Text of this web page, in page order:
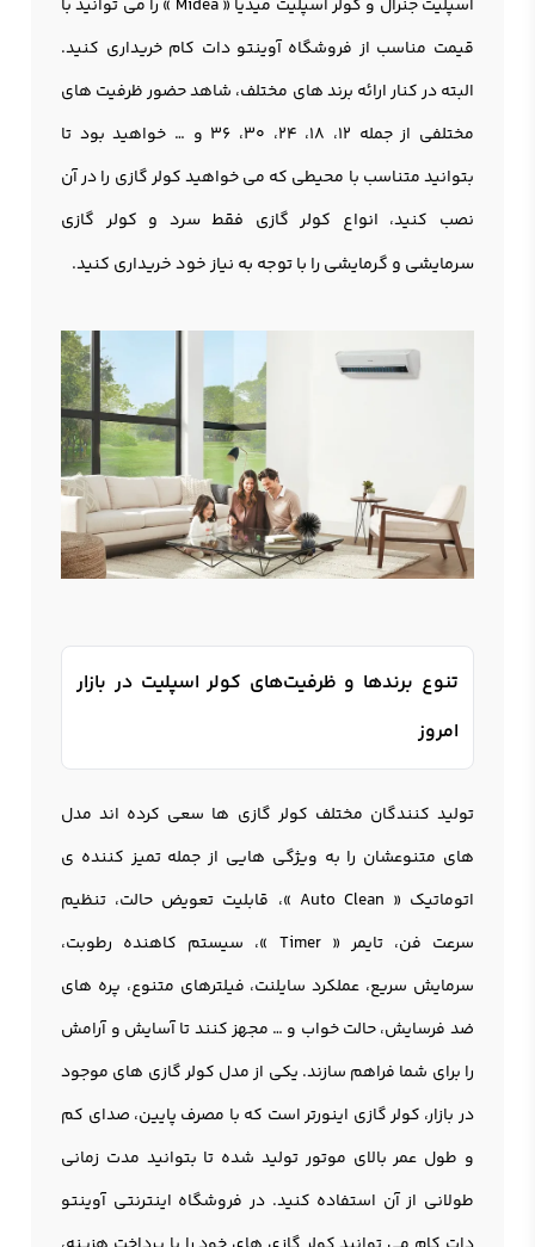
اسپلیت جنرال و کولر اسپلیت میدیا « Midea » را می توانید با
قیمت مناسب از فروشگاه آوینتو دات کام خریداری کنید.
البته در کنار ارائه برند های مختلف، شاهد حضور ظرفیت های
مختلفی از جمله 12، 18، 24، 30، 36 و … خواهید بود تا
بتوانید متناسب با محیطی که می خواهید کولر گازی را در آن
نصب کنید، انواع کولر گازی فقط سرد و کولر گازی
سرمایشی و گرمایشی را با توجه به نیاز خود خریداری کنید.
تنوع برندها و ظرفیت‌های کولر اسپلیت در بازار
امروز
تولید کنندگان مختلف کولر گازی ها سعی کرده اند مدل
های متنوعشان را به ویژگی هایی از جمله تميز كننده ی
اتوماتیک « Auto Clean »، قابلیت تعویض حالت، تنظیم
سرعت فن، تایمر « Timer »، سیستم کاهنده رطوبت،
سرمایش سریع، عملکرد سایلنت، فیلترهای متنوع، پره های
ضد فرسایش، حالت خواب و … مجهز کنند تا آسایش و آرامش
را برای شما فراهم سازند. یکی از مدل کولر گازی های موجود
در بازار، کولر گازی اینورتر است که با مصرف پایین، صدای کم
و طول عمر بالای موتور تولید شده تا بتوانید مدت زمانی
طولانی از آن استفاده کنید. در فروشگاه اینترنتی آوینتو